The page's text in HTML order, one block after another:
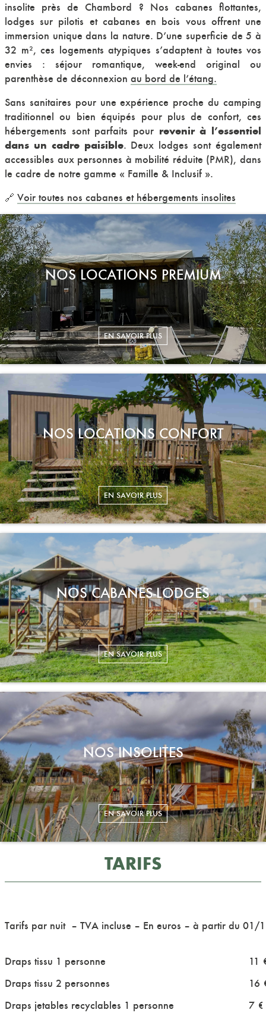
insolite près de Chambord ? Nos cabanes flottantes,
lodges sur pilotis et cabanes en bois vous offrent une
immersion unique dans la nature. D’une superficie de 5 à
32 m², ces logements atypiques s’adaptent à toutes vos
envies : séjour romantique, week-end original ou
parenthèse de déconnexion au bord de l’étang.
Sans sanitaires pour une expérience proche du camping
traditionnel ou bien équipés pour plus de confort, ces
hébergements sont parfaits pour revenir à l’essentiel
dans un cadre paisible. Deux lodges sont également
accessibles aux personnes à mobilité réduite (PMR), dans
le cadre de notre gamme « Famille & Inclusif ».
🔗 Voir toutes nos cabanes et hébergements insolites
NOS LOCATIONS PREMIUM
NOS LOCATIONS CONFORT
NOS CABANES-LODGES
NOS INSOLITES
TARIFS
Tarifs par nuit – TVA incluse – En euros – à partir du 01/
Draps tissu 1 personne
11
Draps tissu 2 personnes
16
Draps jetables recyclables 1 personne
7 €